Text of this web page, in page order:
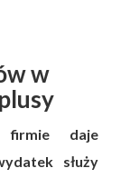
w
firmie daje
służy